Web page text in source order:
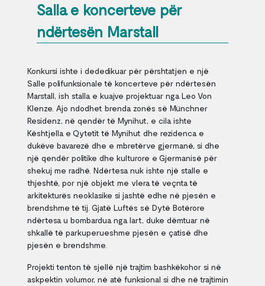
Salla e koncerteve për
ndërtesën Marstall
Konkursi ishte i dededikuar për përshtatjen e një
Salle polifunksionale të koncerteve për ndërtesën
Marstall, ish stalla e kuajve projektuar nga Leo Von
Klenze. Ajo ndodhet brenda zonës së Münchner
Residenz, në qendër të Mynihut, e cila ishte
Kështjella e Qytetit të Mynihut dhe rezidenca e
dukëve bavarezë dhe e mbretërve gjermanë, si dhe
një qendër politike dhe kulturore e Gjermanisë për
shekuj me radhë. Ndërtesa nuk ishte një stalle e
thjeshtë, por një objekt me vlera të veçnta të
arkitekturës neoklasike si jashtë edhe në pjesën e
brendshme të tij. Gjatë Luftës së Dytë Botërore
ndërtesa u bombardua nga lart, duke dëmtuar në
shkallë të parkuperueshme pjesën e çatisë dhe
pjesën e brendshme.
Projekti tenton të sjellë një trajtim bashkëkohor si në
askpektin volumor, në atë funksional si dhe në trajtimin